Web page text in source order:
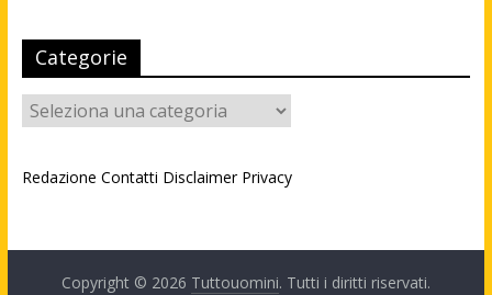
Categorie
Categorie
Redazione Contatti Disclaimer Privacy
Copyright © 2026 Tuttouomini. Tutti i diritti riservati.